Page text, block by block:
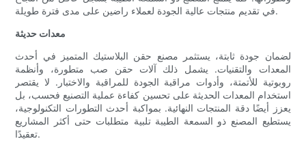
في تقديم منتجات عالية الجودة لعملاء راضين على مدى فترة طويلة.
معدات حديثة
لضمان جودة ثابتة، يستثمر مصنع حقن البلاستيك المتميز في أحدث
المعدات والتقنيات. يشمل ذلك آلات حقن صب متطورة، وأنظمة
روبوتية للأتمتة، وأدوات مراقبة الجودة للمراقبة والاختبار. لا يقتصر
استخدام المعدات الحديثة على تحسين كفاءة عملية التصنيع فحسب، بل
يعزز أيضًا دقة المنتجات النهائية. بمواكبة أحدث التطورات التكنولوجية،
يستطيع المصنع ذو السمعة الطيبة تلبية متطلبات حتى أكثر المشاريع
تعقيدًا.